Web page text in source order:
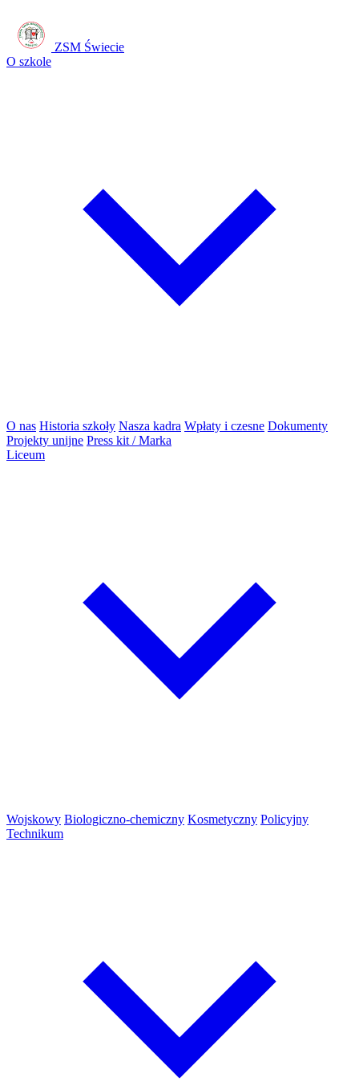
ZSM Świecie
O szkole
O nas Historia szkoły Nasza kadra Wpłaty i czesne Dokumenty
Projekty unijne Press kit / Marka
Liceum
Wojskowy Biologiczno-chemiczny Kosmetyczny Policyjny
Technikum